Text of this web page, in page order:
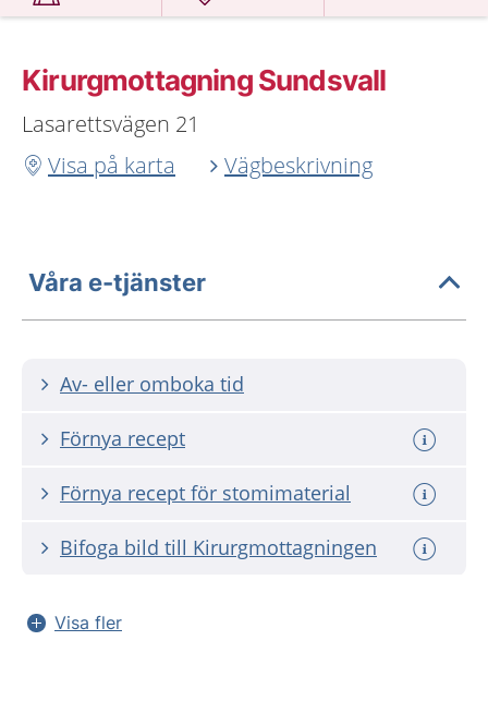
Kirurgmottagning Sundsvall
Lasarettsvägen 21
Visa på karta
Vägbeskrivning
Våra e-tjänster
Av- eller omboka tid
Förnya recept
Förnya recept för stomimaterial
Bifoga bild till Kirurgmottagningen
Visa fler